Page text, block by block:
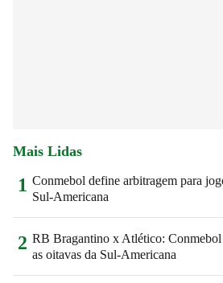
Mais Lidas
1 Conmebol define arbitragem para
Sul-Americana
2 RB Bragantino x Atlético: Conmebol
as oitavas da Sul-Americana